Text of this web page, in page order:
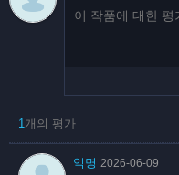
1개의 평가
익명 2026-06-09